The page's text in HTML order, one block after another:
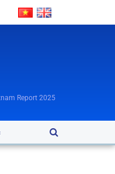
Report 2025